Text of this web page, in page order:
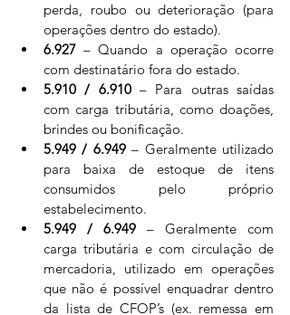
perda, roubo ou deterioração (para
operações dentro do estado).
6.927 – Quando a operação ocorre
com destinatário fora do estado.
5.910 / 6.910 – Para outras saídas
com carga tributária, como doações,
brindes ou bonificação.
5.949 / 6.949 – Geralmente utilizado
para baixa de estoque de itens
consumidos pelo próprio
estabelecimento.
5.949 / 6.949 – Geralmente com
carga tributária e com circulação de
mercadoria, utilizado em operações
que não é possível enquadrar dentro
da lista de CFOP’s (ex. remessa em